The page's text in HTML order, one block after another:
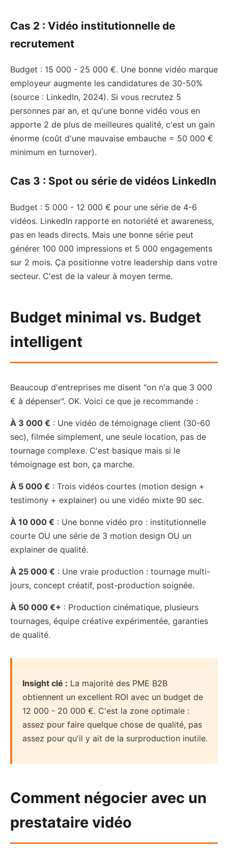
Cas 2 : Vidéo institutionnelle de
recrutement
Budget : 15 000 - 25 000 €. Une bonne vidéo marque
employeur augmente les candidatures de 30-50%
(source : LinkedIn, 2024). Si vous recrutez 5
personnes par an, et qu'une bonne vidéo vous en
apporte 2 de plus de meilleures qualité, c'est un gain
énorme (coût d'une mauvaise embauche = 50 000 €
minimum en turnover).
Cas 3 : Spot ou série de vidéos LinkedIn
Budget : 5 000 - 12 000 € pour une série de 4-6
vidéos. LinkedIn rapporte en notoriété et awareness,
pas en leads directs. Mais une bonne série peut
générer 100 000 impressions et 5 000 engagements
sur 2 mois. Ça positionne votre leadership dans votre
secteur. C'est de la valeur à moyen terme.
Budget minimal vs. Budget
intelligent
Beaucoup d'entreprises me disent "on n'a que 3 000
€ à dépenser". OK. Voici ce que je recommande :
À 3 000 € : Une vidéo de témoignage client (30-60
sec), filmée simplement, une seule location, pas de
tournage complexe. C'est basique mais si le
témoignage est bon, ça marche.
À 5 000 € : Trois vidéos courtes (motion design +
testimony + explainer) ou une vidéo mixte 90 sec.
À 10 000 € : Une bonne vidéo pro : institutionnelle
courte OU une série de 3 motion design OU un
explainer de qualité.
À 25 000 € : Une vraie production : tournage multi-
jours, concept créatif, post-production soignée.
À 50 000 €+ : Production cinématique, plusieurs
tournages, équipe créative expérimentée, garanties
de qualité.
Insight clé : La majorité des PME B2B
obtiennent un excellent ROI avec un budget de
12 000 - 20 000 €. C'est la zone optimale :
assez pour faire quelque chose de qualité, pas
assez pour qu'il y ait de la surproduction inutile.
Comment négocier avec un
prestataire vidéo